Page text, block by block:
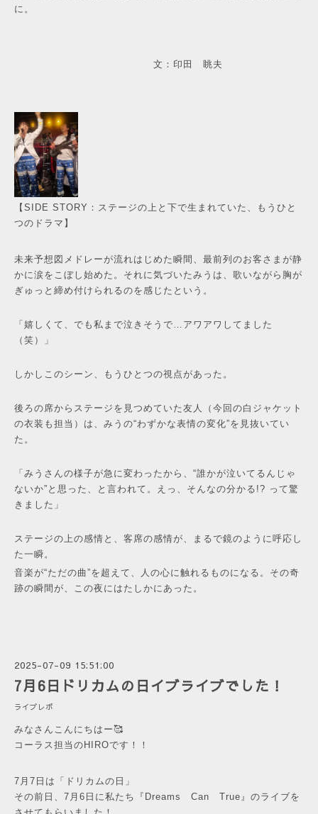
に。
文：印田 眺夫
【SIDE STORY：ステージの上と下で生まれていた、もうひと
つのドラマ】
未来予想図メドレーが流れはじめた瞬間、最前列のお客さまが静
かに涙をこぼし始めた。それに気づいたみうは、歌いながら胸が
ぎゅっと締め付けられるのを感じたという。
「嬉しくて、でも私まで泣きそうで…アワアワしてました
（笑）」
しかしこのシーン、もうひとつの視点があった。
後ろの席からステージを見つめていた友人（今回の白ジャケット
の衣装も担当）は、みうの“わずかな表情の変化”を見抜いてい
た。
「みうさんの様子が急に変わったから、“誰かが泣いてるんじゃ
ないか”と思った、と言われて。えっ、そんなの分かる!? って驚
きました」
ステージの上の感情と、客席の感情が、まるで鏡のように呼応し
た一瞬。
音楽が“ただの曲”を超えて、人の心に触れるものになる。その奇
跡の瞬間が、この夜にはたしかにあった。
2025-07-09 15:51:00
7月6日ドリカムの日イブライブでした！
ライブレポ
みなさんこんにちはー🥰
コーラス担当のHIROです！！
7月7日は「ドリカムの日」
その前日、7月6日に私たち『Dreams Can True』のライブを